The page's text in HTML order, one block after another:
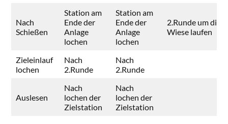
Nach
Schießen
Station am
Ende der
Anlage
lochen
Station am
Ende der
Anlage
lochen
2.Runde um die
Wiese laufen
Zieleinlauf
lochen
Nach
2.Runde
Nach
2.Runde
Auslesen
Nach
lochen der
Zielstation
Nach
lochen der
Zielstation